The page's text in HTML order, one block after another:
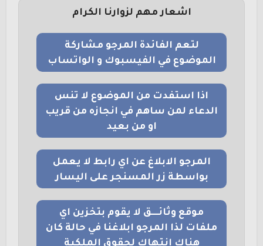
لتعم الفائدة المرجو مشاركة
الموضوع في الفيسبوك و الواتساب
اذا استفدت من الموضوع لا تنس
الدعاء لمن ساهم في انجازه من قريب
او من بعيد
المرجو الابلاغ عن اي رابط لا يعمل
بواسطة زر المسنجر على اليسار
موقع وثائــــق لا يقوم بتخزين اي
ملفات لذا المرجو ابلاغنا في حالة كان
هناك انتهاك لحقوق الملكية